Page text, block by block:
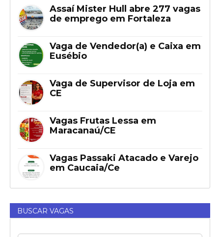
Assaí Mister Hull abre 277 vagas
de emprego em Fortaleza
Vaga de Vendedor(a) e Caixa em
Eusébio
Vaga de Supervisor de Loja em
CE
Vagas Frutas Lessa em
Maracanaú/CE
Vagas Passaki Atacado e Varejo
em Caucaia/Ce
BUSCAR VAGAS